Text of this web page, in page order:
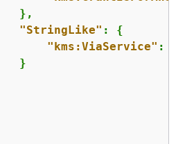
},
"StringLike" : {
"kms:ViaService" :
}